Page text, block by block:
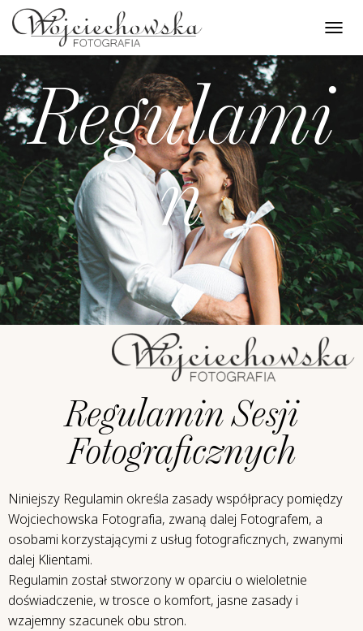
O
G
A
G
A
T
I
O
N
Regulami
n
Regulamin Sesji
Fotograficznych
Niniejszy Regulamin określa zasady współpracy pomiędzy
Wojciechowska Fotografia, zwaną dalej Fotografem, a
osobami korzystającymi z usług fotograficznych, zwanymi
dalej Klientami.
Regulamin został stworzony w oparciu o wieloletnie
doświadczenie, w trosce o komfort, jasne zasady i
wzajemny szacunek obu stron.